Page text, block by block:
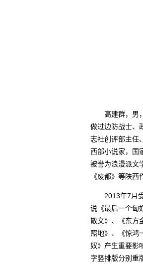
高建群，男，
做过边防战士、
志社创评部主任
西部小说家，国
被誉为浪漫派文
《废都》等陕西
2013年7月受
说《最后一个匈
散文》、《东方
照地》、《惊鸿
奴》产生重要影
字竖排版分别重